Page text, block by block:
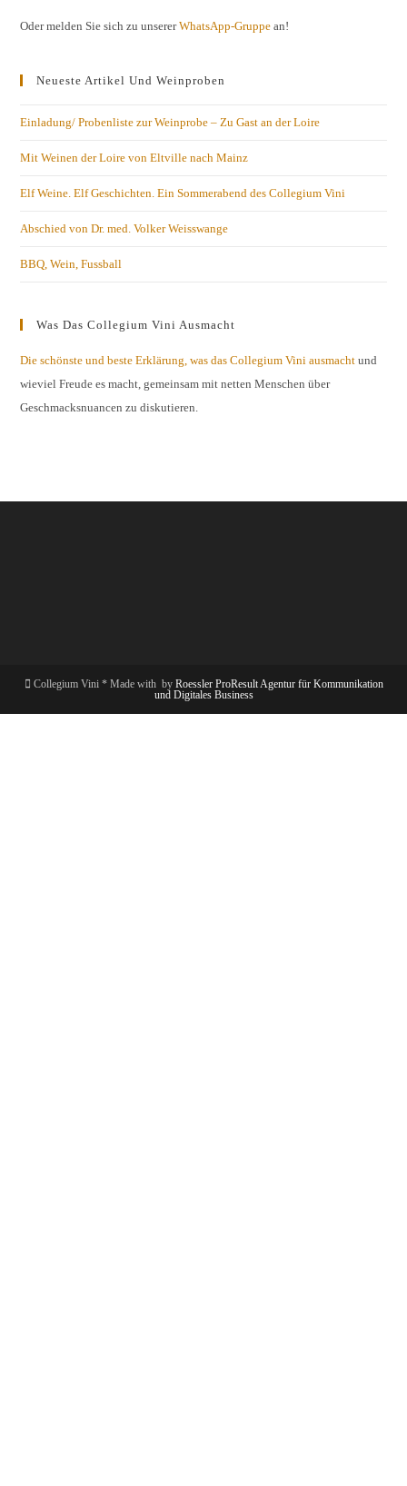
Oder melden Sie sich zu unsererWhatsApp-Gruppe an!
Neueste Artikel Und Weinproben
Einladung/ Probenliste zur Weinprobe – Zu Gast an der Loire
Mit Weinen der Loire von Eltville nach Mainz
Elf Weine. Elf Geschichten. Ein Sommerabend des Collegium Vini
Abschied von Dr. med. Volker Weisswange
BBQ, Wein, Fussball
Was Das Collegium Vini Ausmacht
Die schönste und beste Erklärung, was das Collegium Vini ausmacht und
wieviel Freude es macht, gemeinsam mit netten Menschen über
Geschmacksnuancen zu diskutieren.
Collegium Vini * Made with by Roessler ProResult Agentur für Kommunikation
und Digitales Business